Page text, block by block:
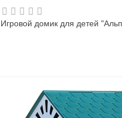
Игровой домик для детей